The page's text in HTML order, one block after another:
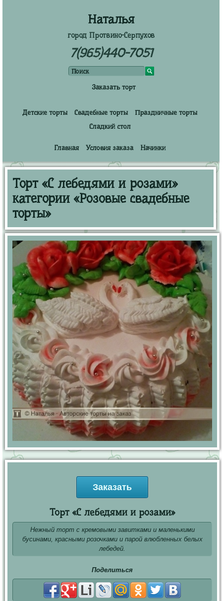
Наталья
город Протвино-Серпухов
7(965)440-7051
Заказать торт
Детские торты Свадебные торты
Праздничные торты
Сладкий стол
Главная Условия заказа Начинки
Торт «С лебедями и розами»
категории «Розовые свадебные
торты»
Заказать
Торт «С лебедями и розами»
Нежный торт с кремовыми завитками и маленькими
бусинами, красными розочками и парой влюбленных белых
лебедей.
Поделиться